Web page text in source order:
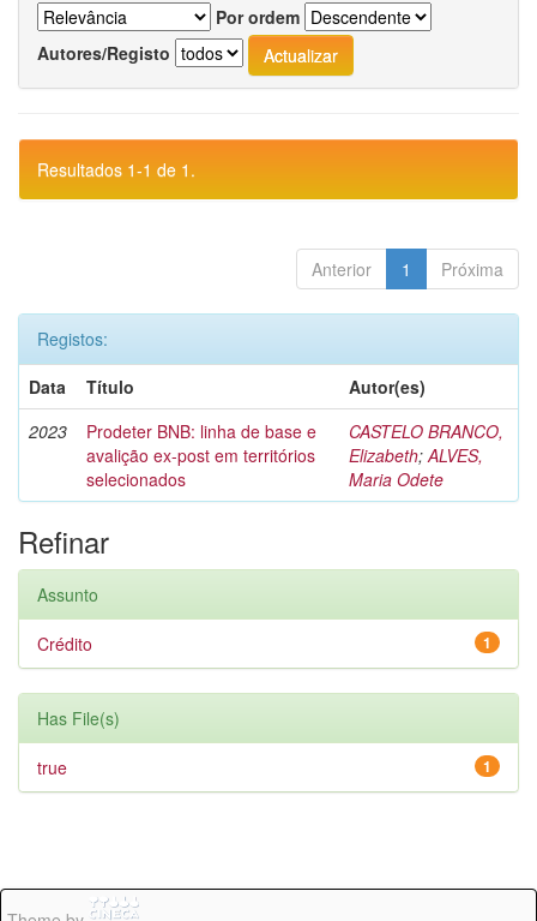
Por ordem
Autores/Registo
Resultados 1-1 de 1.
Anterior 1 Próxima
Registos:
Data
Título
Autor(es)
2023
Prodeter BNB: linha de base e
avalição ex-post em territórios
selecionados
CASTELO BRANCO,
Elizabeth;ALVES,
Maria Odete
Refinar
Assunto
1
Crédito
Has File(s)
1
true